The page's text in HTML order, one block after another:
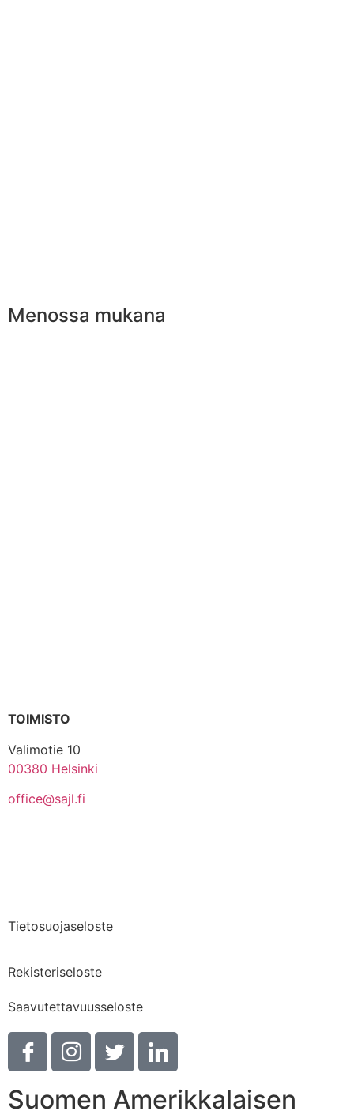
Menossa mukana
TOIMISTO
Valimotie 10
00380 Helsinki
office@sajl.fi
Tietosuojaseloste
Rekisteriseloste
Saavutettavuusseloste
Suomen Amerikkalaisen